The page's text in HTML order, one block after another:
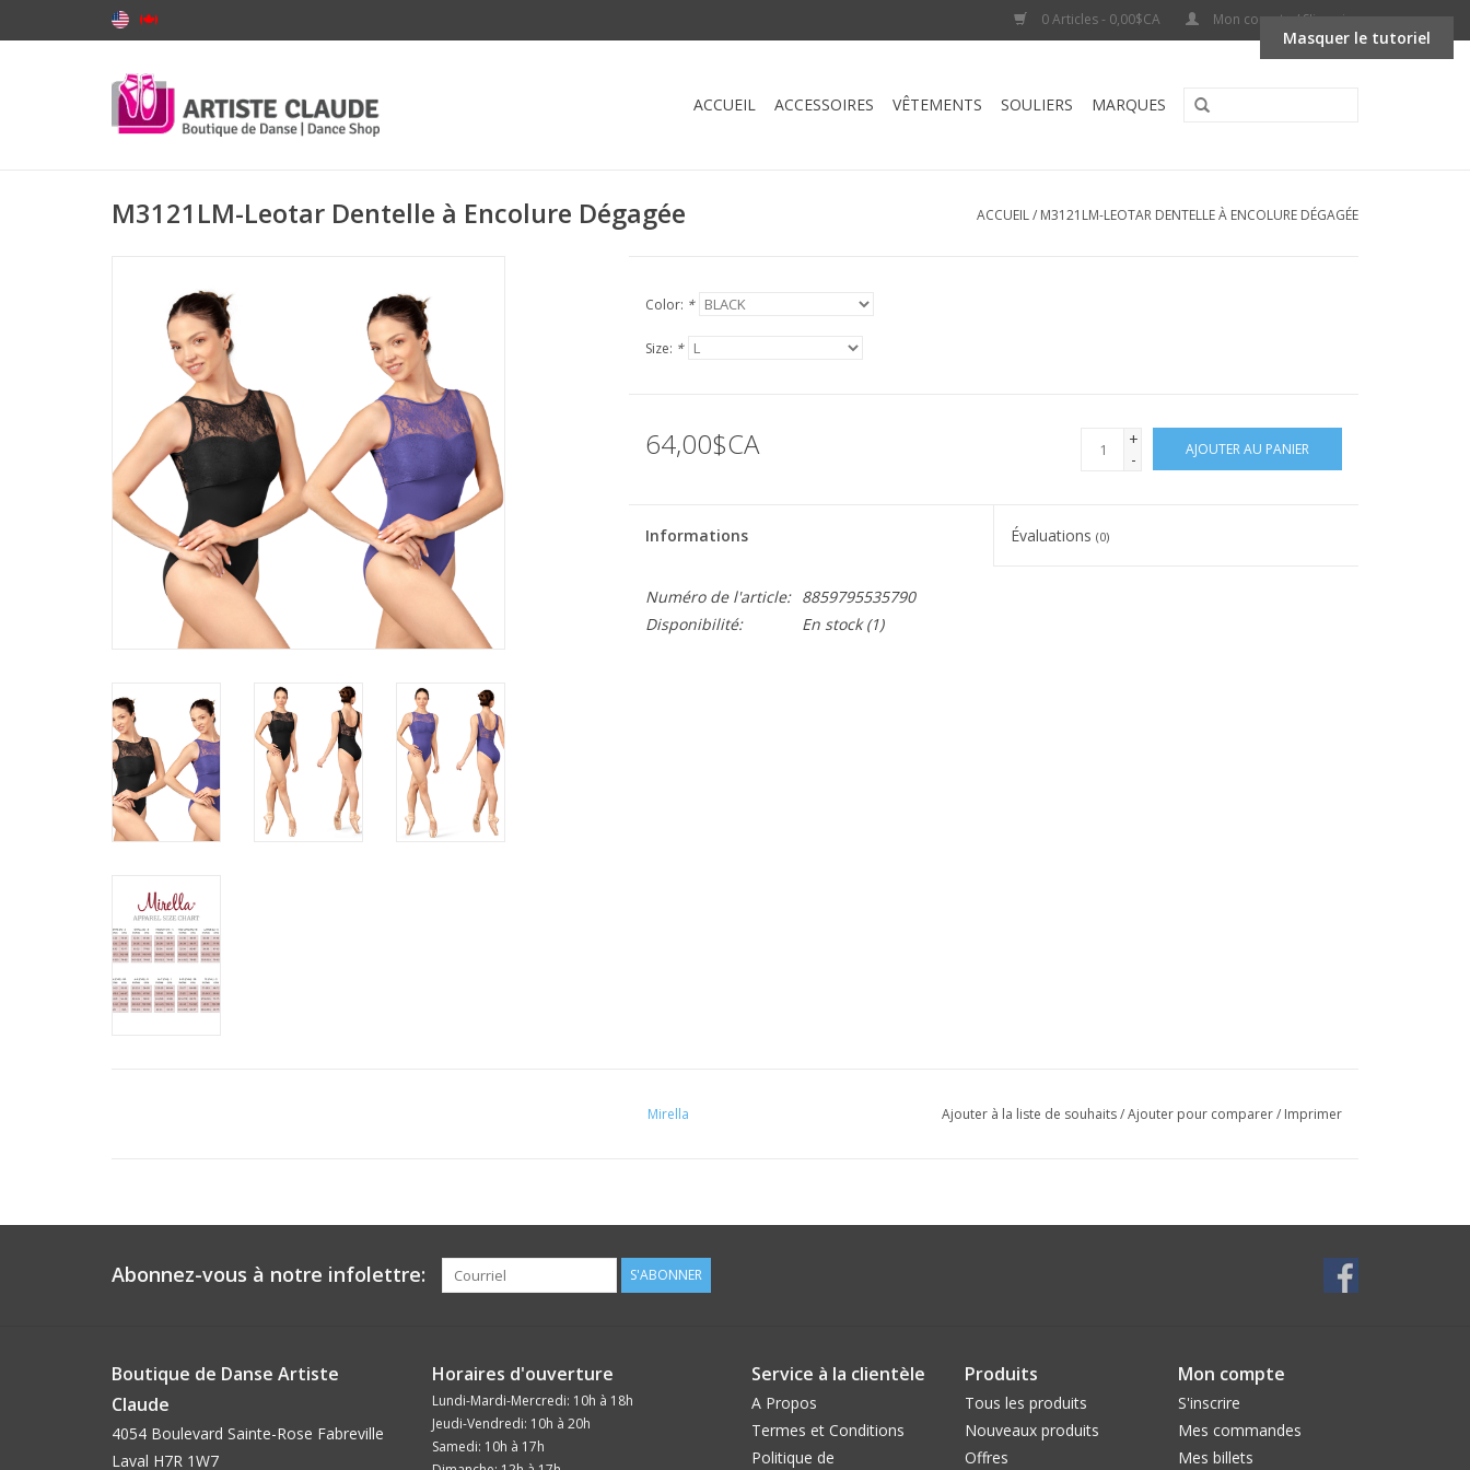
0 Articles - 0,00$CA Mon compte / S'inscrire
ACCUEIL ACCESSOIRES VÊTEMENTS SOULIERS MARQUES
M3121LM-Leotar Dentelle à Encolure Dégagée ACCUEIL/ M3121LM-LEOTAR DENTELLE À ENCOLURE DÉGAGÉE
Color: *
Size: *
64,00$CA
+
-
AJOUTER AU PANIER
Informations Évaluations(0)
Numéro de l'article:
8859795535790
Disponibilité:
En stock(1)
Mirella Ajouter à la liste de souhaits/Ajouter pour comparer/ Imprimer
Abonnez-vous à notre infolettre: S'ABONNER
Boutique de Danse Artiste
Claude
4054 Boulevard Sainte-Rose Fabreville
Laval H7R 1W7
Horaires d'ouverture
Lundi-Mardi-Mercredi: 10h à 18h
Jeudi-Vendredi: 10h à 20h
Samedi: 10h à 17h
Service à la clientèle
A Propos
Termes et Conditions
Politique de
Produits
Tous les produits
Nouveaux produits
Offres
Mon compte
S'inscrire
Mes commandes
Mes billets
Masquer le tutoriel